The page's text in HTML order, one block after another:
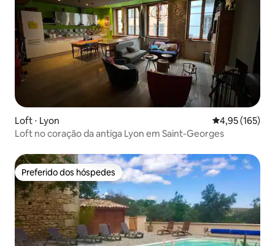
Loft ⋅ Lyon 4,95 de uma
4,95 (165)
Loft no coração da antiga Lyon em Saint-Georges
Preferido dos hóspedes
Preferido dos hóspedes